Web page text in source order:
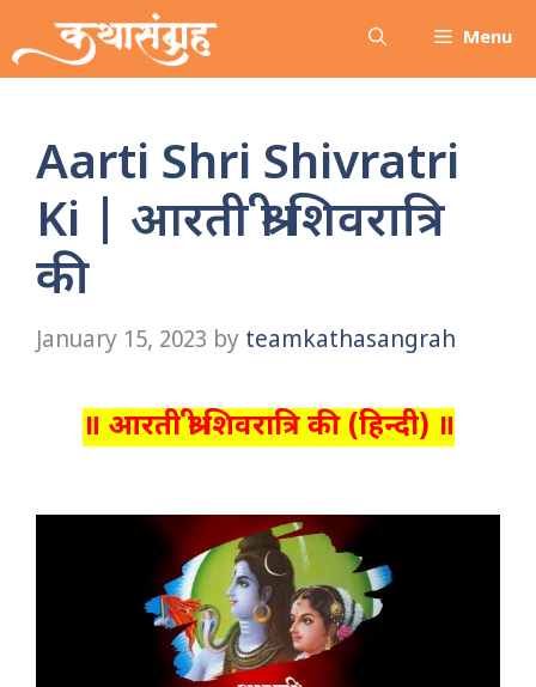
to
content
Menu
Aarti Shri Shivratri
Ki | आरती श्री शिवरात्रि
की
January 15, 2023 by teamkathasangrah
॥ आरती श्री शिवरात्रि की (हिन्दी) ॥